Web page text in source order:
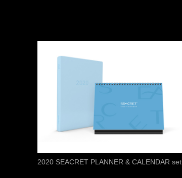
2020 SEACRET PLANNER & CALENDAR set